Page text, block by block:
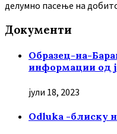
делумно пасење на
Документи
Образец-на-
информации од
јули 18, 2023
Odluka -блиску